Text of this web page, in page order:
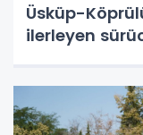
Üsküp-
ilerleyen